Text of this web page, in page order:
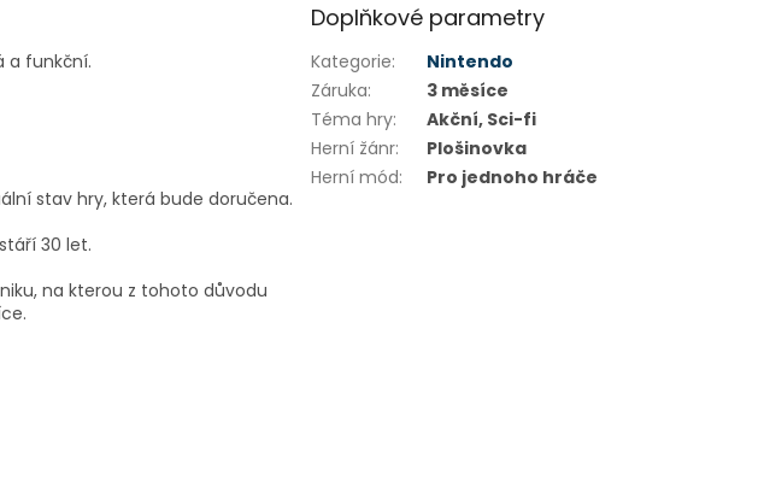
a funkční.
stav hry, která bude doručena.
30 let.
na kterou z tohoto důvodu
Doplňkové parametry
Kategorie:
Nintendo
Záruka:
3 měsíce
Téma hry:
Akční, Sci-fi
Herní žánr:
Plošinovka
Herní mód: Pro jednoho hráče